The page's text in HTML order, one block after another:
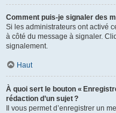
Comment puis-je signaler des
Si les administrateurs ont activé
à côté du message à signaler.
signalement.
Haut
À quoi sert le bouton «
rédaction d’un sujet ?
Il vous permet d’enregistrer un